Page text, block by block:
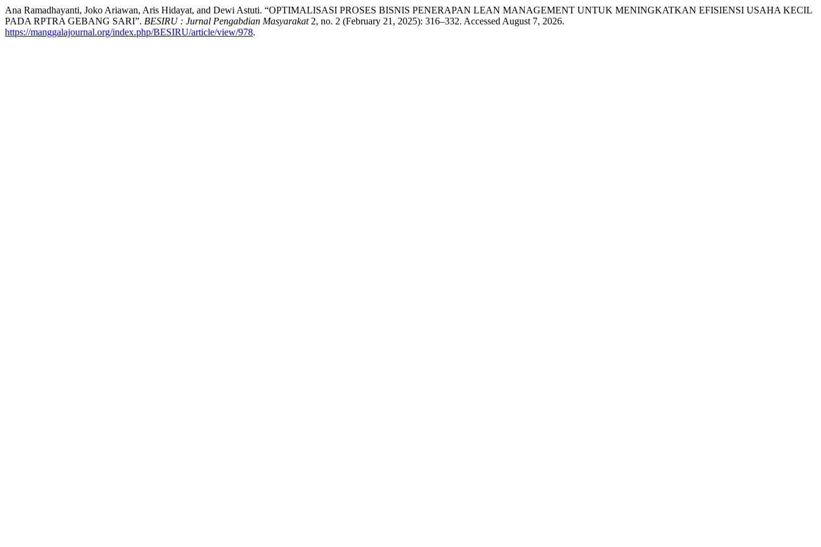
Ana Ramadhayanti, Joko Ariawan, Aris Hidayat, and Dewi Astuti. “OPTIMALISASI PROSES BISNIS PENERAPAN LEAN MANAGEMENT UNTUK MENINGKATKAN EFISIENSI USAHA KECIL
PADA RPTRA GEBANG SARI”. BESIRU : Jurnal Pengabdian Masyarakat2, no. 2 (February 21, 2025): 316–332. Accessed August 7, 2026.
https://manggalajournal.org/index.php/BESIRU/article/view/978.